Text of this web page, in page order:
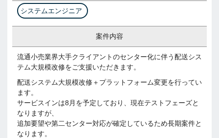
システムエンジニア
案件内容
流通小売業界大手クライアントのセンター化に伴う配送シス
テム大規模改修をご支援いただきます。
配送システム大規模改修＋プラットフォーム変更を行ってい
ます。
サービスインは8月を予定しており、現在テストフェーズと
なりますが、
追加要望や第二センター対応が確定しているため長期案件と
なります。